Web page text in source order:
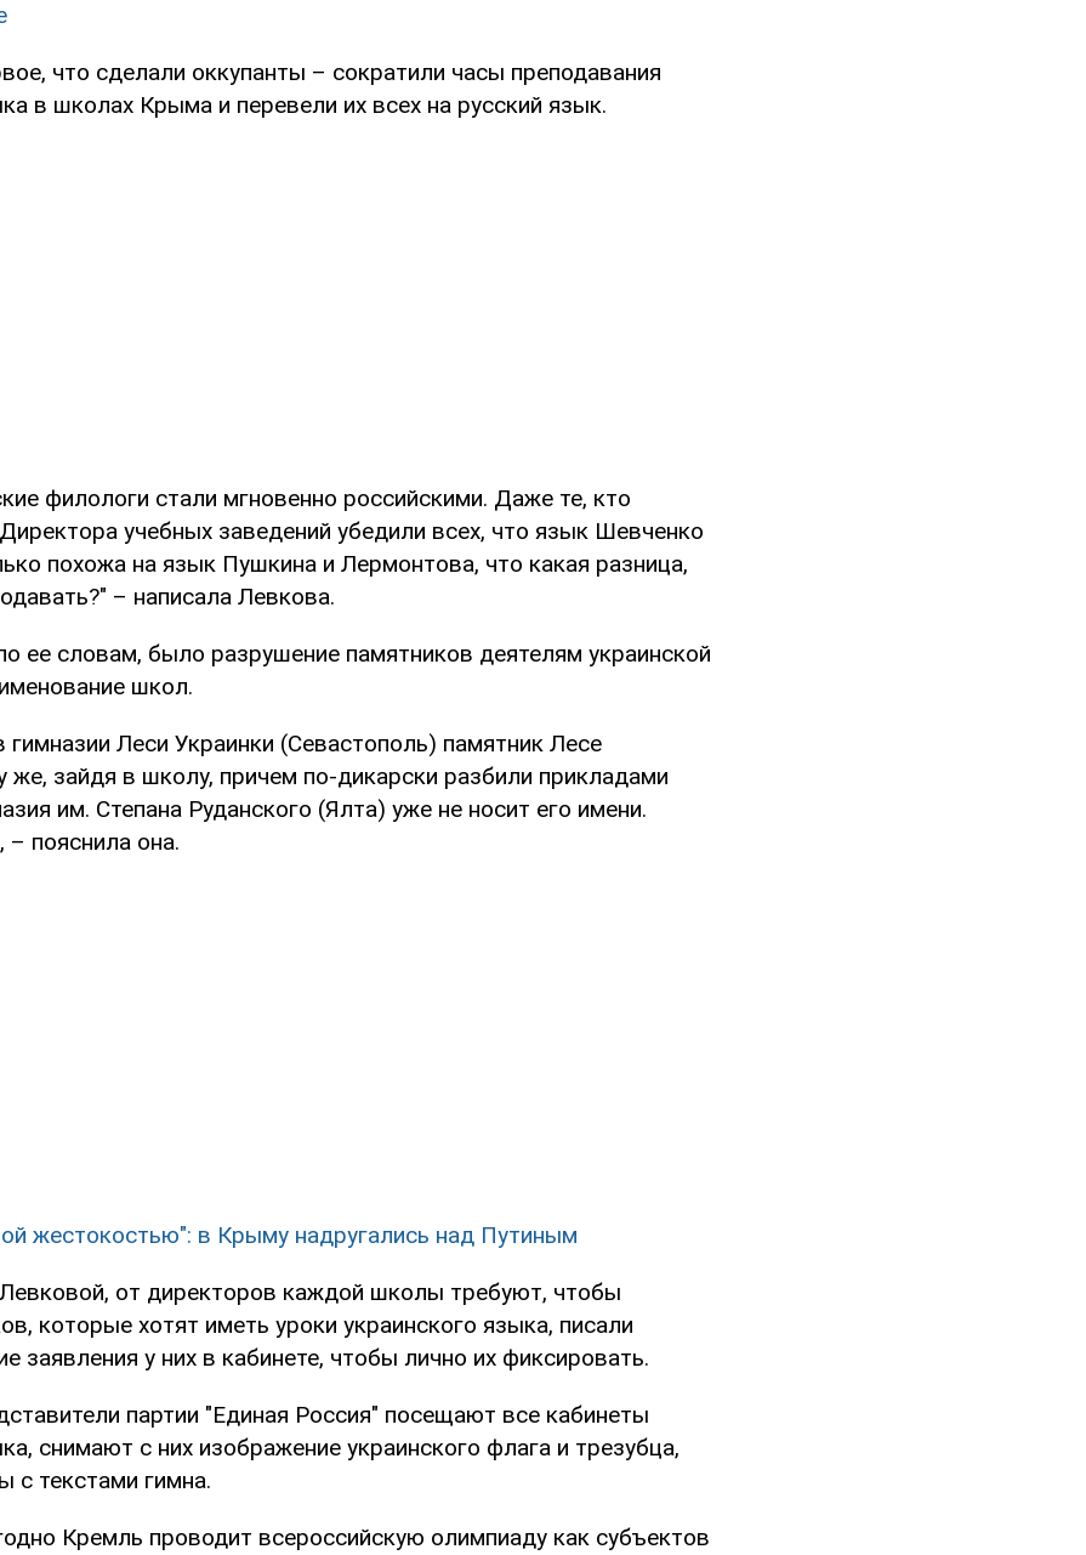
что сделали оккупанты – сократили часы преподавания
в школах Крыма и перевели их всех на русский язык.
филологи стали мгновенно российскими. Даже те, кто
учебных заведений убедили всех, что язык Шевченко
похожа на язык Пушкина и Лермонтова, что какая разница,
– написала Левкова.
ее словам, было разрушение памятников деятелям украинской
школ.
гимназии Леси Украинки (Севастополь) памятник Лесе
же, зайдя в школу, причем по-дикарски разбили прикладами
им. Степана Руданского (Ялта) уже не носит его имени.
пояснила она.
жестокостью": в Крыму надругались над Путиным
от директоров каждой школы требуют, чтобы
которые хотят иметь уроки украинского языка, писали
заявления у них в кабинете, чтобы лично их фиксировать.
партии "Единая Россия" посещают все кабинеты
снимают с них изображение украинского флага и трезубца,
с текстами гимна.
Кремль проводит всероссийскую олимпиаду как субъектов